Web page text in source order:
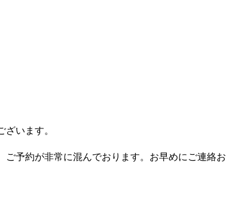
います。
予約が非常に混んでおります。お早めにご連絡お